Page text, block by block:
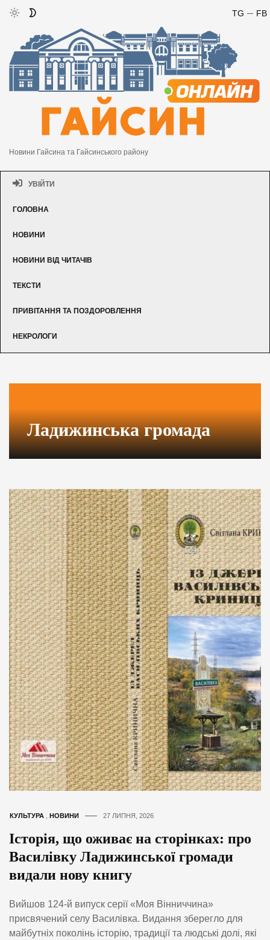
FB
TG
Новини Гайсина та Гайсинського району
УВІЙТИ
ГОЛОВНА
НОВИНИ
НОВИНИ ВІД ЧИТАЧІВ
ТЕКСТИ
ПРИВІТАННЯ ТА ПОЗДОРОВЛЕННЯ
НЕКРОЛОГИ
Ладижинська громада
КУЛЬТУРА НОВИНИ 27 ЛИПНЯ, 2026
Історія, що оживає на сторінках: про
Василівку Ладижинської громади
видали нову книгу
Вийшов 124-й випуск серії «Моя Вінниччина»
присвячений селу Василівка. Видання зберегло для
майбутніх поколінь історію, традиції та людські долі, які